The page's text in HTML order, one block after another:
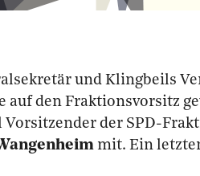
und Klingbeils
auf den Fraktionsvorsitz
der SPD-
mit. Ein